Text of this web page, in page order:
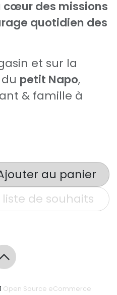
cœur des missions
quotidien des
et sur la
petit Napo,
& famille à
au panier
de souhaits
Open Source eCommerce